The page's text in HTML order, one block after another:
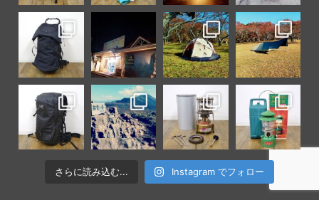
さらに読み込む... Instagram でフォロー